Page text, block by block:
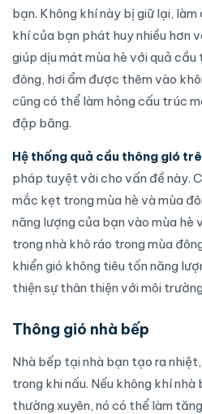
bạn. Không khí này bị giữ lại,
khí của bạn phát huy nhiều hơn
giúp dịu mát mùa hè với quả cầu
đông, hơi ẩm được thêm vào
cũng có thể làm hỏng cấu trúc
đập băng.
Hệ thống quả cầu thông gió
pháp tuyệt vời cho vấn đề này.
mắc kẹt trong mùa hè và mùa
năng lượng của bạn vào mùa hè
trong nhà khô ráo trong mùa
khiển gió không tiêu tốn năng
thiện sự thân thiện với môi
Thông gió nhà bếp
Nhà bếp tại nhà bạn tạo ra
trong khi nấu. Nếu không khí
thường xuyên, nó có thể làm